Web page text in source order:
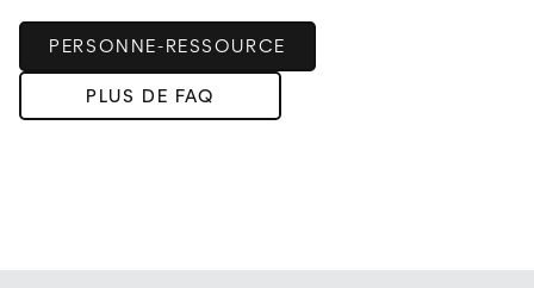
terrain. Notre équipe peut vous fournir des conseils et de
la documentation pouvant aider à votre demande.
chaud, nos conceptions maintiennent un environnement
intérieur stable et confortable.
PERSONNE-RESSOURCE
PLUS DE FAQ